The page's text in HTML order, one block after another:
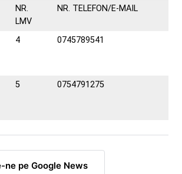
NR.
LMV
NR. TELEFON/E-MAIL
4 0745789541
5 0754791275
ne pe Google News